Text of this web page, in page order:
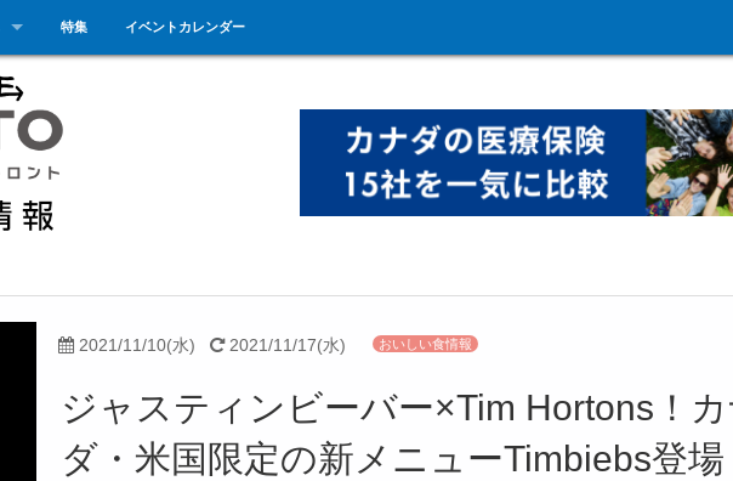
特集 イベントカレンダー
2021/11/10(水) 2021/11/17(水) おいしい食情報
ジャスティンビーバー×Tim Hortons！
ダ・米国限定の新メニューTimbiebs登場